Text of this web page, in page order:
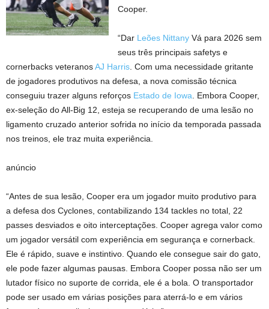
Cooper.
“Dar Leões Nittany Vá para 2026 sem
seus três principais safetys e
cornerbacks veteranosAJ Harris . Com uma necessidade gritante
de jogadores produtivos na defesa, a nova comissão técnica
conseguiu trazer alguns reforços Estado de Iowa . Embora Cooper,
ex-seleção do All-Big 12, esteja se recuperando de uma lesão no
ligamento cruzado anterior sofrida no início da temporada passada
nos treinos, ele traz muita experiência.
anúncio
“Antes de sua lesão, Cooper era um jogador muito produtivo para
a defesa dos Cyclones, contabilizando 134 tackles no total, 22
passes desviados e oito interceptações. Cooper agrega valor como
um jogador versátil com experiência em segurança e cornerback.
Ele é rápido, suave e instintivo. Quando ele consegue sair do gato,
ele pode fazer algumas pausas. Embora Cooper possa não ser um
lutador físico no suporte de corrida, ele é a bola. O transportador
pode ser usado em várias posições para aterrá-lo e em vários